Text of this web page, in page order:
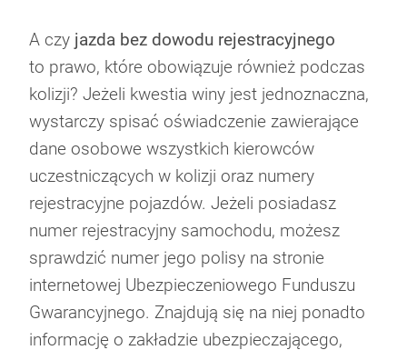
A czy jazda bez dowodu rejestracyjnego
to prawo, które obowiązuje również podczas
kolizji? Jeżeli kwestia winy jest jednoznaczna,
wystarczy spisać oświadczenie zawierające
dane osobowe wszystkich kierowców
uczestniczących w kolizji oraz numery
rejestracyjne pojazdów. Jeżeli posiadasz
numer rejestracyjny samochodu, możesz
sprawdzić numer jego polisy na stronie
internetowej Ubezpieczeniowego Funduszu
Gwarancyjnego. Znajdują się na niej ponadto
informację o zakładzie ubezpieczającego,